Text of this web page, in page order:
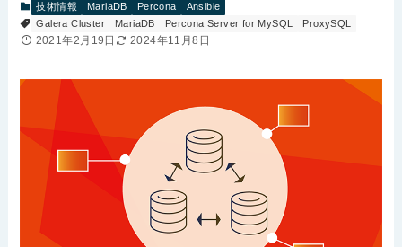
技術情報 MariaDB Percona
Ansible
Galera Cluster
MariaDB Percona Server for MySQL ProxySQL
2021年2月19日 2024年11月8日